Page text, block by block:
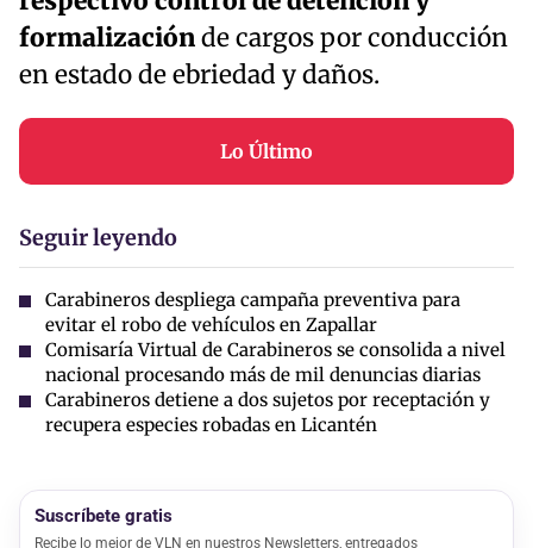
formalizaciónde cargos por conducción
en estado de ebriedad y daños.
Lo Último
Seguir leyendo
Carabineros despliega campaña preventiva para
evitar el robo de vehículos en Zapallar
Comisaría Virtual de Carabineros se consolida a nivel
nacional procesando más de mil denuncias diarias
Carabineros detiene a dos sujetos por receptación y
recupera especies robadas en Licantén
Suscríbete gratis
Recibe lo mejor de VLN en nuestros Newsletters, entregados